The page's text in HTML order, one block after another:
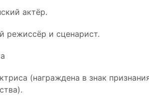
актёр.
режиссёр и сценарист.
(награждена в знак